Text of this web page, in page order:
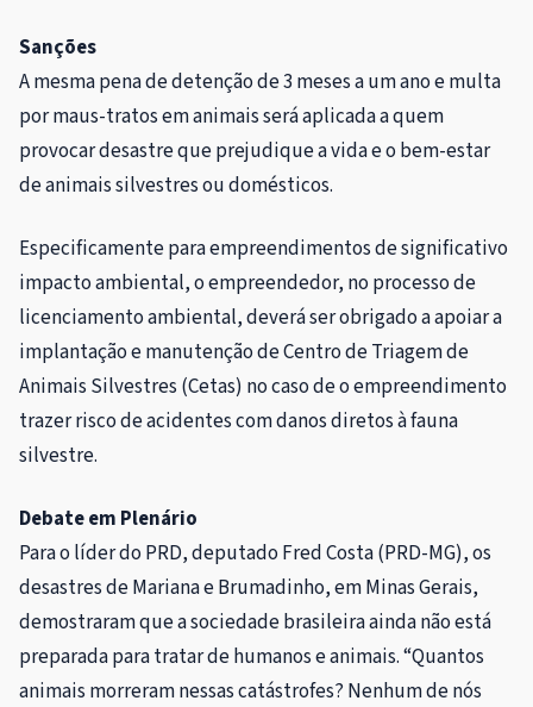
Sanções
A mesma pena dedetençãode 3 meses a um ano e multa
por maus-tratos em animais será aplicada a quem
provocar desastre que prejudique a vida e o bem-estar
de animais silvestres ou domésticos.
Especificamente para empreendimentos de significativo
impacto ambiental, o empreendedor, no processo de
licenciamento ambiental, deverá ser obrigado a apoiar a
implantação e manutenção de Centro de Triagem de
Animais Silvestres (Cetas) no caso de o empreendimento
trazer risco de acidentes com danos diretos à fauna
silvestre.
Debate em Plenário
Para o líder do PRD, deputado Fred Costa (PRD-MG), os
desastres de Mariana e Brumadinho, em Minas Gerais,
demostraram que a sociedade brasileira ainda não está
preparada para tratar de humanos e animais. “Quantos
animais morreram nessas catástrofes? Nenhum de nós